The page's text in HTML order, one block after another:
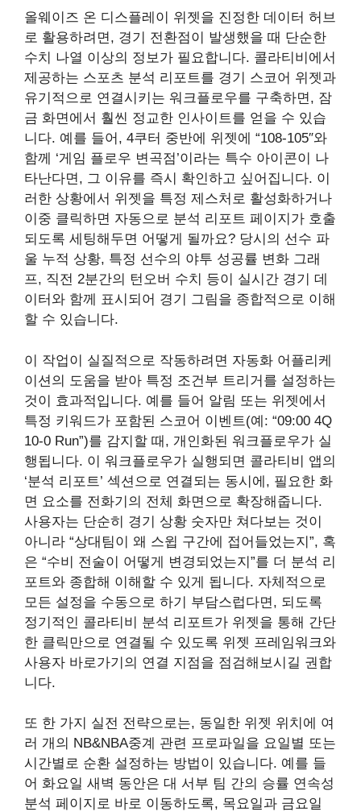
올웨이즈 온 디스플레이 위젯을 진정한 데이터 허브
로 활용하려면, 경기 전환점이 발생했을 때 단순한
수치 나열 이상의 정보가 필요합니다. 콜라티비에서
제공하는 스포츠 분석 리포트를 경기 스코어 위젯과
유기적으로 연결시키는 워크플로우를 구축하면, 잠
금 화면에서 훨씬 정교한 인사이트를 얻을 수 있습
니다. 예를 들어, 4쿠터 중반에 위젯에 “108-105″와
함께 ‘게임 플로우 변곡점’이라는 특수 아이콘이 나
타난다면, 그 이유를 즉시 확인하고 싶어집니다. 이
러한 상황에서 위젯을 특정 제스처로 활성화하거나
이중 클릭하면 자동으로 분석 리포트 페이지가 호출
되도록 세팅해두면 어떻게 될까요? 당시의 선수 파
울 누적 상황, 특정 선수의 야투 성공률 변화 그래
프, 직전 2분간의 턴오버 수치 등이 실시간 경기 데
이터와 함께 표시되어 경기 그림을 종합적으로 이해
할 수 있습니다.
이 작업이 실질적으로 작동하려면 자동화 어플리케
이션의 도움을 받아 특정 조건부 트리거를 설정하는
것이 효과적입니다. 예를 들어 알림 또는 위젯에서
특정 키워드가 포함된 스코어 이벤트(예: “09:00 4Q
10-0 Run”)를 감지할 때, 개인화된 워크플로우가 실
행됩니다. 이 워크플로우가 실행되면 콜라티비 앱의
‘분석 리포트’ 섹션으로 연결되는 동시에, 필요한 화
면 요소를 전화기의 전체 화면으로 확장해줍니다.
사용자는 단순히 경기 상황 숫자만 쳐다보는 것이
아니라 “상대팀이 왜 스윕 구간에 접어들었는지”, 혹
은 “수비 전술이 어떻게 변경되었는지”를 더 분석 리
포트와 종합해 이해할 수 있게 됩니다. 자체적으로
모든 설정을 수동으로 하기 부담스럽다면, 되도록
정기적인 콜라티비 분석 리포트가 위젯을 통해 간단
한 클릭만으로 연결될 수 있도록 위젯 프레임워크와
사용자 바로가기의 연결 지점을 점검해보시길 권합
니다.
또 한 가지 실전 전략으로는, 동일한 위젯 위치에 여
러 개의 NB&NBA중계 관련 프로파일을 요일별 또는
시간별로 순환 설정하는 방법이 있습니다. 예를 들
어 화요일 새벽 동안은 대 서부 팀 간의 승률 연속성
분석 페이지로 바로 이동하도록, 목요일과 금요일